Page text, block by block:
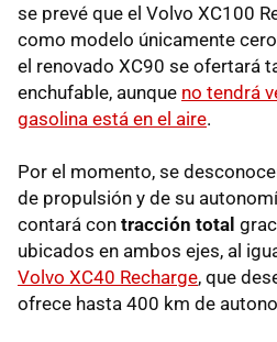
se prevé que el Volvo XC100
como modelo únicamente
el renovado XC90 se ofertará
enchufable, aunque no tendrá
gasolina está en el aire.
Por el momento, se
de propulsión y de su
contará con tracción total
ubicados en ambos ejes, al
Volvo XC40 Recharge, que
ofrece hasta 400 km de